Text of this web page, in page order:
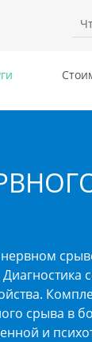
срыва в
и